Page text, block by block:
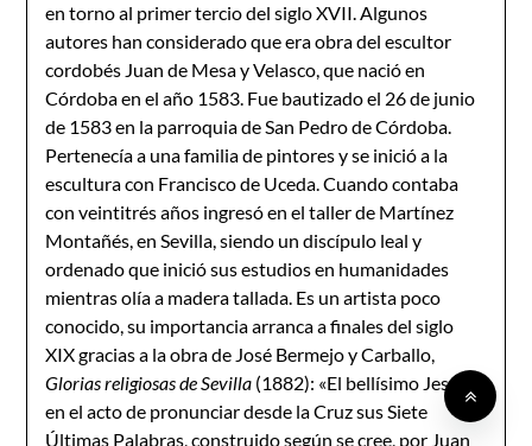
en torno al primer tercio del siglo XVII. Algunos
autores han considerado que era obra del escultor
cordobés Juan de Mesa y Velasco, que nació en
Córdoba en el año 1583. Fue bautizado el 26 de junio
de 1583 en la parroquia de San Pedro de Córdoba.
Pertenecía a una familia de pintores y se inició a la
escultura con Francisco de Uceda. Cuando contaba
con veintitrés años ingresó en el taller de Martínez
Montañés, en Sevilla, siendo un discípulo leal y
ordenado que inició sus estudios en humanidades
mientras olía a madera tallada. Es un artista poco
conocido, su importancia arranca a finales del siglo
XIX gracias a la obra de José Bermejo y Carballo,
Glorias religiosas de Sevilla (1882): «El bellísimo Jesús,
en el acto de pronunciar desde la Cruz sus Siete
Últimas Palabras, construido según se cree, por Juan